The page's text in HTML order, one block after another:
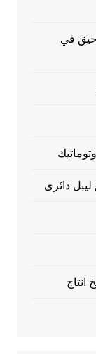
في
دائرى
انتاج